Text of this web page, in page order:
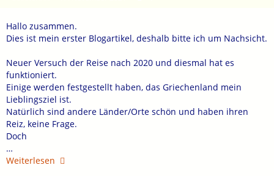
Hallo zusammen.
Dies ist mein erster Blogartikel, deshalb bitte ich um Nachsicht.
Neuer Versuch der Reise nach 2020 und diesmal hat es
funktioniert.
Einige werden festgestellt haben, das Griechenland mein
Lieblingsziel ist.
Natürlich sind andere Länder/Orte schön und haben ihren
Reiz, keine Frage.
Doch
…
Weiterlesen